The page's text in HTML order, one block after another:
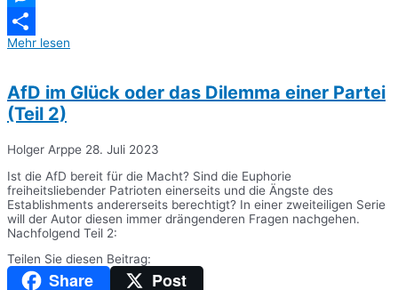
Messenger
Teilen
Mehr lesen
AfD im Glück oder das Dilemma einer Partei
(Teil 2)
Holger Arppe 28. Juli 2023
Ist die AfD bereit für die Macht? Sind die Euphorie
freiheitsliebender Patrioten einerseits und die Ängste des
Establishments andererseits berechtigt? In einer zweiteiligen Serie
will der Autor diesen immer drängenderen Fragen nachgehen.
Nachfolgend Teil 2:
Teilen Sie diesen Beitrag:
Share Post